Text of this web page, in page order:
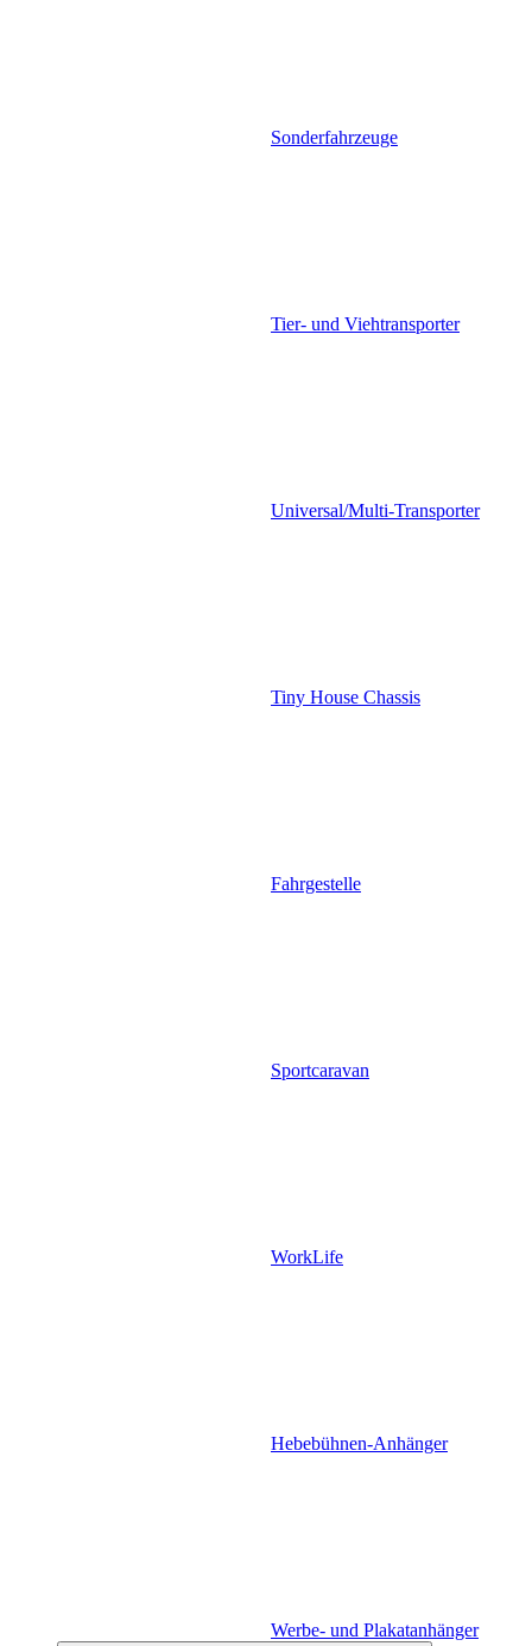
Sonderfahrzeuge
Tier- und Viehtransporter
Universal/Multi-Transporter
Tiny House Chassis
Fahrgestelle
Sportcaravan
WorkLife
Hebebühnen-Anhänger
Werbe- und Plakatanhänger